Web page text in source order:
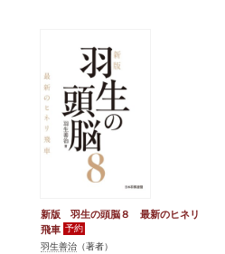
新版 羽生の頭脳８ 最新のヒネリ
飛車
羽生善治 （著者）